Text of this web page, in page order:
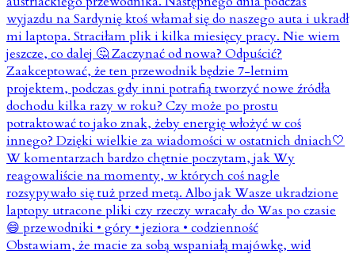
Obstawiam, że macie za sobą wspaniałą majówkę, wid